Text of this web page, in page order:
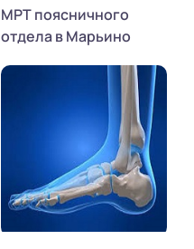
МРТ поясничного
отдела в Марьино